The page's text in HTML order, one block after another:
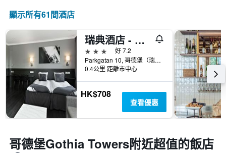
顯示所有61間酒店
瑞典酒店 - 哥德堡
3星級
好 7.2
Parkgatan 10, 哥德堡（瑞典）, 西約塔蘭, 瑞典
0.4公里 距離市中心
HK$708
查看優惠
哥德堡Gothia Towers附近超值的飯店